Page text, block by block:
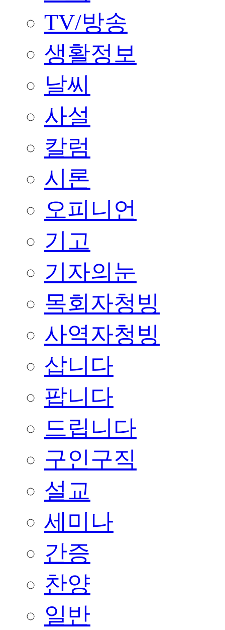
TV/방송
생활정보
날씨
사설
칼럼
시론
오피니언
기고
기자의눈
목회자청빙
사역자청빙
삽니다
팝니다
드립니다
구인구직
설교
세미나
간증
찬양
일반